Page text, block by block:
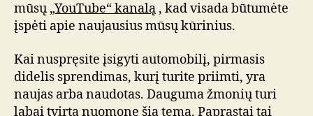
mūsų „YouTube“ kanalą , kad visada būtumėte
įspėti apie naujausius mūsų kūrinius.
Kai nuspręsite įsigyti automobilį, pirmasis
didelis sprendimas, kurį turite priimti, yra
naujas arba naudotas. Dauguma žmonių turi
labai tvirtą nuomonę šia tema. Paprastai tai